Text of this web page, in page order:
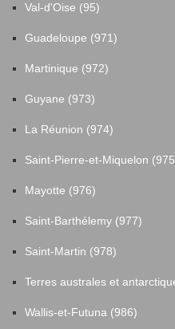
Val-d'Oise (95)
Guadeloupe (971)
Martinique (972)
Guyane (973)
La Réunion (974)
Saint-Pierre-et-Miquelon
Mayotte (976)
Saint-Barthélemy (977)
Saint-Martin (978)
Terres australes et
Wallis-et-Futuna (986)